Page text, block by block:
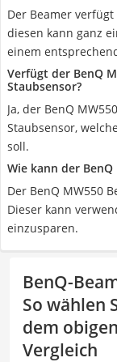
Der Beamer
diesen kann ganz
einem
Verfügt der BenQ
Staubsensor?
Ja, der BenQ
Staubsensor,
soll.
Wie kann der
Der BenQ MW550
Dieser kann
einzusparen.
BenQ-
So wählen
dem
Vergleich